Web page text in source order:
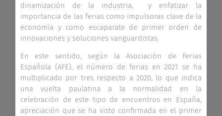
dinamización de la industria, y enfatizar la
importancia de las ferias como impulsoras clave de la
economía y como escaparate de primer orden de
innovaciones y soluciones vanguardistas.
En este sentido, según la Asociación de Ferias
Española (AFE), el número de ferias en 2021 se ha
multiplicado por tres respecto a 2020, lo que indica
una vuelta paulatina a la normalidad en la
celebración de este tipo de encuentros en España,
apreciación que se ha visto confirmada en el primer